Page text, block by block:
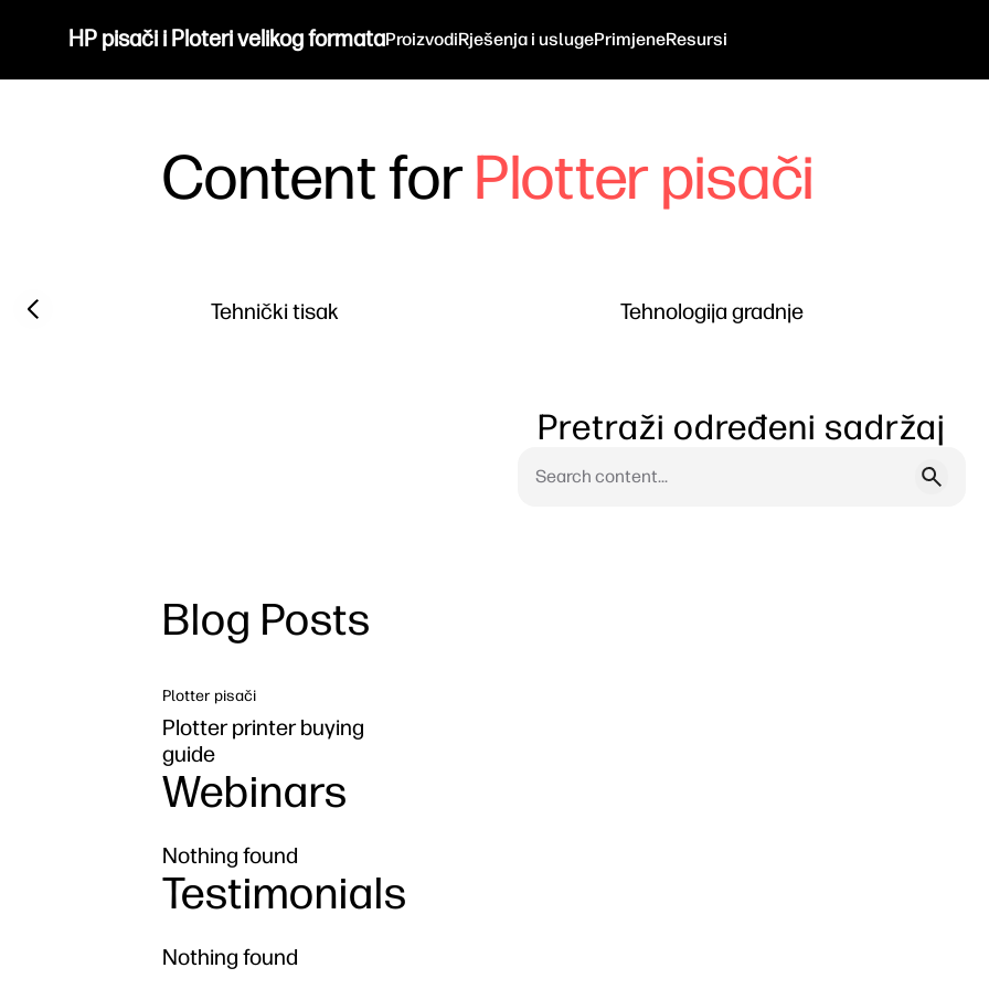
HP pisači i Ploteri velikog formataProizvodiRješenja i uslugePrimjeneResursi
Content forPlotter pisači
Filter category
Tehnički tisak Tehnologija gradnje
Previous slide
Pretraži određeni sadržaj
Blog Posts
Plotter pisači
Plotter printer buying
guide
Webinars
Nothing found
Testimonials
Nothing found